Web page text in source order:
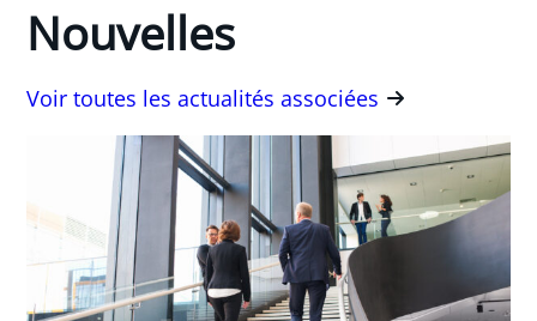
Nouvelles
Voir toutes les actualités associées